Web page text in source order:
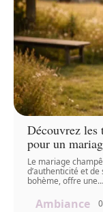
Découvrez les
pour un
Le mariage
d’authenticité et
bohème, offre une…
Ambiance